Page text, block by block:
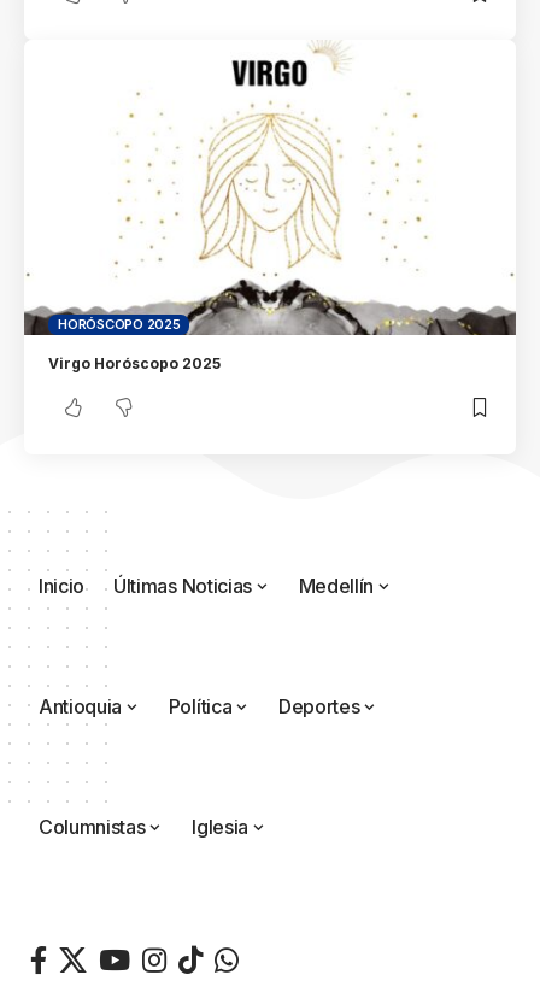
HORÓSCOPO 2025
Virgo Horóscopo 2025
Inicio Últimas Noticias Medellín
Antioquia Política Deportes
Columnistas Iglesia